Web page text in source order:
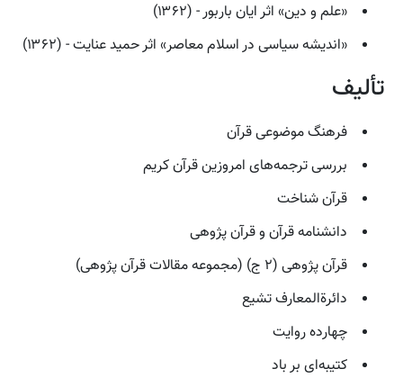
«علم و دین» اثر ایان باربور - (۱۳۶۲)
«اندیشه سیاسی در اسلام معاصر» اثر حمید عنایت - (۱۳۶۲)
تألیف
فرهنگ موضوعی قرآن
بررسی ترجمه‌های امروزین قرآن کریم
قرآن شناخت
دانشنامه قرآن و قرآن پژوهی
قرآن پژوهی (۲ ج) (مجموعه مقالات قرآن پژوهی)
دائرةالمعارف تشیع
چهارده روایت
کتیبه‌ای بر باد